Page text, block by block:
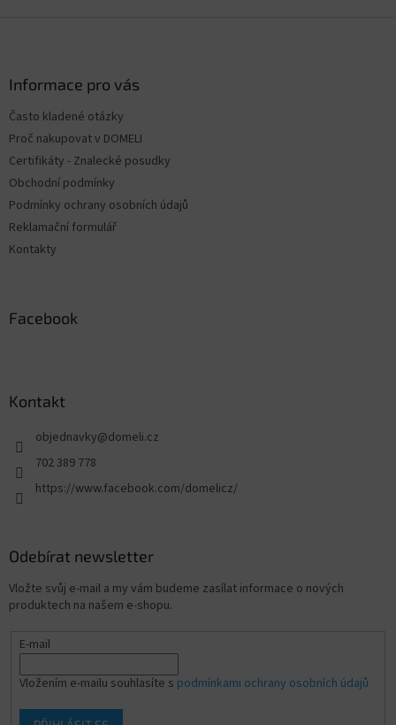
Informace pro vás
Často kladené otázky
Proč nakupovat v DOMELI
Certifikáty - Znalecké posudky
Obchodní podmínky
Podmínky ochrany osobních údajů
Reklamační formulář
Kontakty
Facebook
Kontakt
objednavky@domeli.cz
702 389 778
https://www.facebook.com/domelicz/
Odebírat newsletter
Vložte svůj e-mail a my vám budeme zasílat informace o nových
produktech na našem e-shopu.
E-mail
Vložením e-mailu souhlasíte s podmínkami ochrany osobních údajů